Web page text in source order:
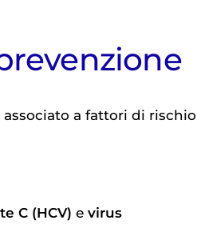
a fattori di rischio
C (HCV) e virus